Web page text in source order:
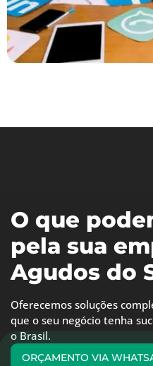
O que
pela sua
Agudos do
Oferecemos soluções
que o seu negócio tenha
o Brasil.
ORÇAMENTO VIA